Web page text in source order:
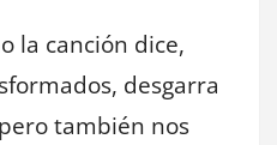
la canción dice,
desgarra
también nos